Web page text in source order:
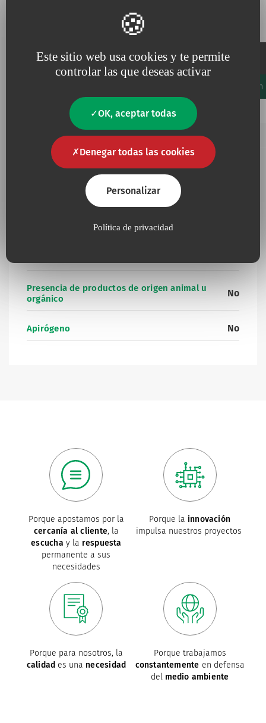
Este sitio web usa cookies y te permite
controlar las que deseas activar
OK, aceptar todas
Denegar todas las cookies
Personalizar
Política de privacidad
Referencias y especificaciones
Embalaje
Unidades/Cartón
Añadir a mis favoritos
368.02 30
Añadir a mis favoritos
800.01 50
Información complementaria
Presencia de productos de origen animal u
orgánico
No
Apirógeno No
Porque apostamos por la
cercanía al cliente, la
escucha y la respuesta
permanente a sus
necesidades
Porque la innovación
impulsa nuestros proyectos
Porque para nosotros, la
calidad es una necesidad
Porque trabajamos
constantemente en defensa
del medio ambiente